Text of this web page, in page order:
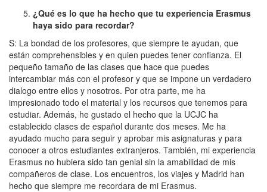
¿Qué es lo que ha hecho que tu experiencia Erasmus
haya sido para recordar?
S: La bondad de los profesores, que siempre te ayudan, que
están comprehensibles y en quien puedes tener confianza. El
pequeño tamaño de las clases que hace que puedes
intercambiar más con el profesor y que se impone un verdadero
dialogo entre ellos y nosotros. Por otra parte, me ha
impresionado todo el material y los recursos que tenemos para
estudiar. Además, he gustado el hecho que la UCJC ha
establecido clases de español durante dos meses. Me ha
ayudado mucho para seguir y aprobar mis asignaturas y para
conocer a otros estudiantes extranjeros. También, mi experiencia
Erasmus no hubiera sido tan genial sin la amabilidad de mis
compañeros de clase. Los encuentros, los viajes y Madrid han
hecho que siempre me recordara de mi Erasmus.